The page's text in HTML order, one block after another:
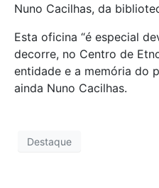
Nuno Cacilhas, da
Esta oficina “é especial
decorre, no Centro de
entidade e a memória do
ainda Nuno Cacilhas.
Destaque